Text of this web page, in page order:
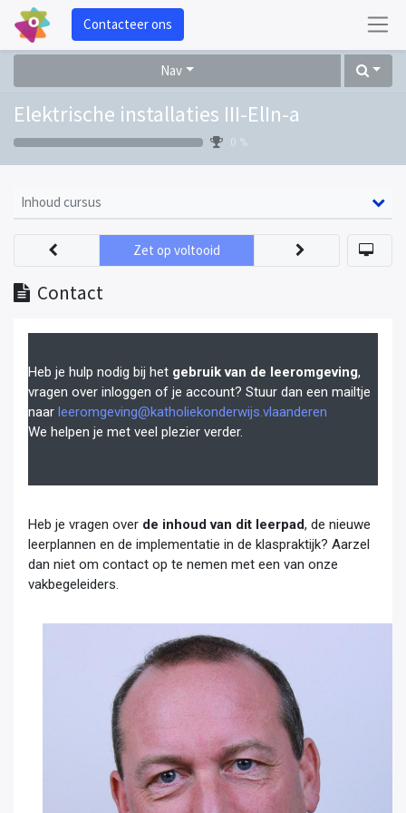
Contacteer ons
Nav
Elektrische installaties III-ElIn-a
0 %
Inhoud cursus
Contact
Zet op voltooid
Heb je hulp nodig bij het gebruik van de leeromgeving,
vragen over inloggen of je account? Stuur dan een mailtje
naar leeromgeving@katholiekonderwijs.vlaanderen
We helpen je met veel plezier verder.
Heb je vragen over de inhoud van dit leerpad, de nieuwe
leerplannen en de implementatie in de klaspraktijk? Aarzel
dan niet om contact op te nemen met een van onze
vakbegeleiders.